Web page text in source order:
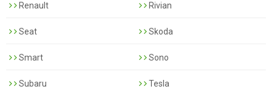
Renault Rivian
Seat Skoda
Smart Sono
Subaru Tesla